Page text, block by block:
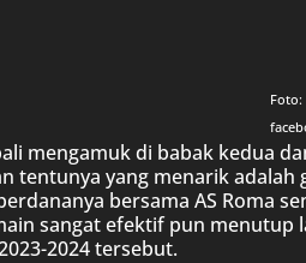
Foto:
mengamuk di babak kedua
tentunya yang menarik
bersama AS Roma
sangat efektif pun menutup
2024 tersebut.